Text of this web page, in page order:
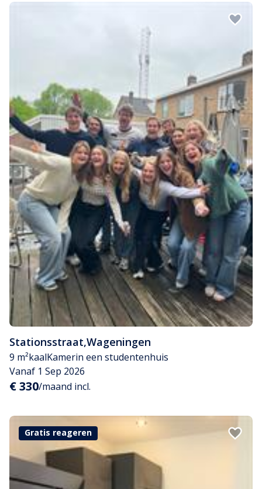
Stationsstraat,Wageningen
9 m²kaalKamerin een studentenhuis
Vanaf 1 Sep 2026
€ 330/maand incl.
Gratis reageren